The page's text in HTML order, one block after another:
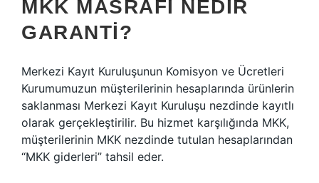
MKK MASRAFI NEDIR
GARANTI?
Merkezi Kayıt Kuruluşunun Komisyon ve Ücretleri
Kurumumuzun müşterilerinin hesaplarında ürünlerin
saklanması Merkezi Kayıt Kuruluşu nezdinde kayıtlı
olarak gerçekleştirilir. Bu hizmet karşılığında MKK,
müşterilerinin MKK nezdinde tutulan hesaplarından
“MKK giderleri” tahsil eder.